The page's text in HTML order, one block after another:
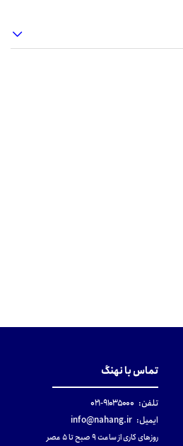
تماس با نهنگ
تلفن: ۹۱۰۳۵۰۰۰-۰۲۱
ایمیل: info@nahang.ir
روزهای کاری از ساعت ۹ صبح تا ۵ عصر